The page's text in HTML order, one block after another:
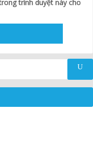
trình duyệt này cho